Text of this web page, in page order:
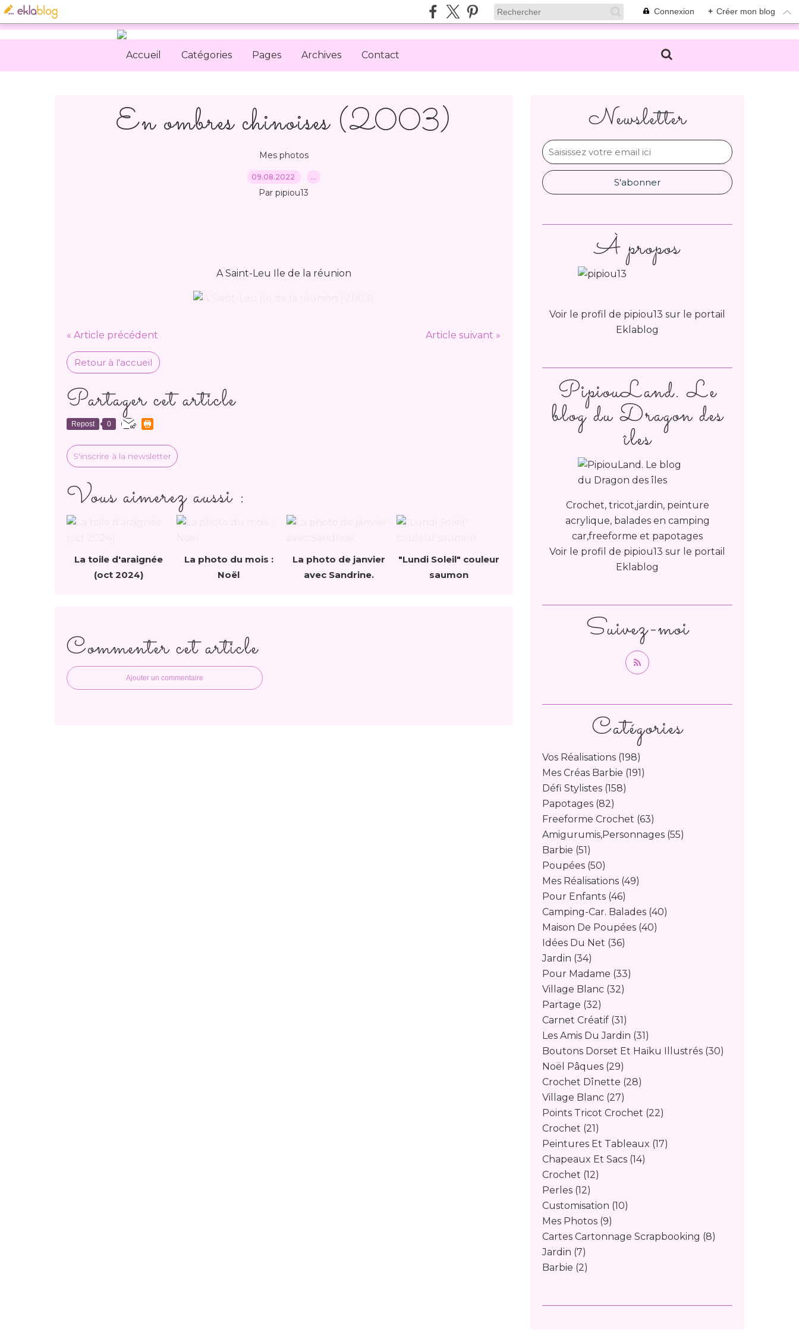
Connexion + Créer mon blog
Accueil Catégories Pages Archives Contact
En ombres chinoises (2003)
Mes photos
09.08.2022 …
Par pipiou13
A Saint-Leu Ile de la réunion
« Article précédent Article suivant »
Retour à l'accueil
Partager cet article
Repost 0
S'inscrire à la newsletter
Vous aimerez aussi :
La toile d'araignée
(oct 2024)
La photo du mois :
Noël
La photo de janvier
avec Sandrine.
"Lundi Soleil" couleur
saumon
Commenter cet article
Ajouter un commentaire
Newsletter
Catégories
Vos Réalisations (198)
Mes Créas Barbie (191)
Défi Stylistes (158)
Papotages (82)
Freeforme Crochet (63)
Amigurumis,personnages (55)
Barbie (51)
Poupées (50)
Mes Réalisations (49)
Pour Enfants (46)
Camping-Car. Balades (40)
Maison De Poupées (40)
Idées Du Net (36)
Jardin (34)
Pour Madame (33)
Village Blanc (32)
Partage (32)
Carnet Créatif (31)
Les Amis Du Jardin (31)
Boutons Dorset Et Haïku Illustrés (30)
Noël Pâques (29)
Crochet Dînette (28)
Village Blanc (27)
Points Tricot Crochet (22)
Crochet (21)
Peintures Et Tableaux (17)
Chapeaux Et Sacs (14)
Crochet (12)
Perles (12)
Customisation (10)
Mes Photos (9)
Cartes Cartonnage Scrapbooking (8)
Jardin (7)
Barbie (2)
PipiouLand. Le
blog du Dragon des
îles
Crochet, tricot,jardin, peinture
acrylique, balades en camping
car,freeforme et papotages
Voir le profil de pipiou13 sur le portail
Eklablog
Suivez-moi
À propos
Voir le profil de pipiou13 sur le portail
Eklablog